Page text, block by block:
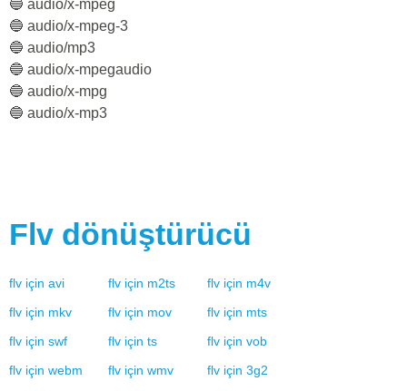
🔵 audio/x-mpeg
🔵 audio/x-mpeg-3
🔵 audio/mp3
🔵 audio/x-mpegaudio
🔵 audio/x-mpg
🔵 audio/x-mp3
Flv dönüştürücü
flv için avi flv için m2ts flv için m4v
flv için mkv flv için mov flv için mts
flv için swf flv için ts flv için vob
flv için webm flv için wmv flv için 3g2